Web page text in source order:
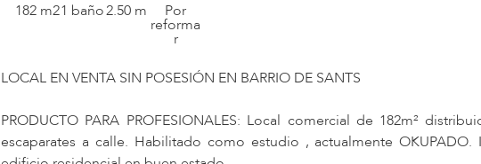
182 m21 baño2.50 m Por
reforma
r
LOCAL EN VENTA SIN POSESIÓN EN BARRIO DE SANTS
PRODUCTO PARA PROFESIONALES: Local comercial de 182m²
escaparates a calle. Habilitado como estudio , actualmente